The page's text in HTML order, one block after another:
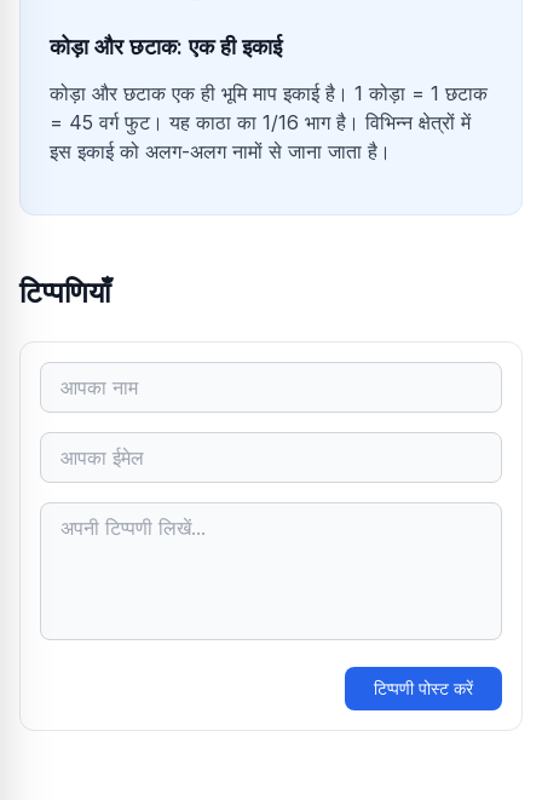
कोड़ा और छटाक: एक ही इकाई
कोड़ा और छटाक एक ही भूमि माप इकाई है। 1 कोड़ा = 1 छटाक
= 45 वर्ग फुट। यह काठा का 1/16 भाग है। विभिन्न क्षेत्रों में
इस इकाई को अलग-अलग नामों से जाना जाता है।
टिप्पणियाँ
टिप्पणी पोस्ट करें